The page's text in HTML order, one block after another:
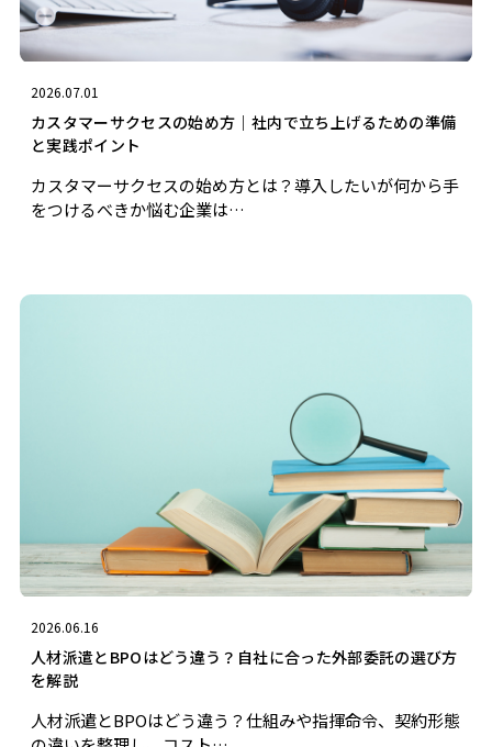
2026.07.01
カスタマーサクセスの始め方｜社内で立ち上げるための準備
と実践ポイント
カスタマーサクセスの始め方とは？導入したいが何から手
をつけるべきか悩む企業は…
2026.06.16
人材派遣とBPOはどう違う？自社に合った外部委託の選び方
を解説
人材派遣とBPOはどう違う？仕組みや指揮命令、契約形態